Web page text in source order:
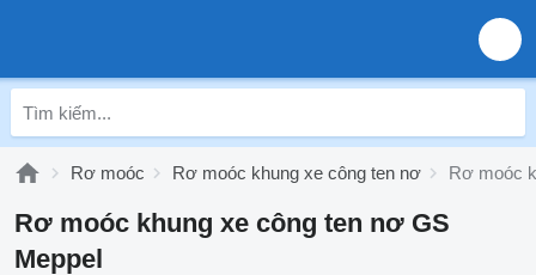
Rơ moóc Rơ moóc khung xe công ten nơ Rơ moóc
Rơ moóc khung xe công ten nơ GS
Meppel